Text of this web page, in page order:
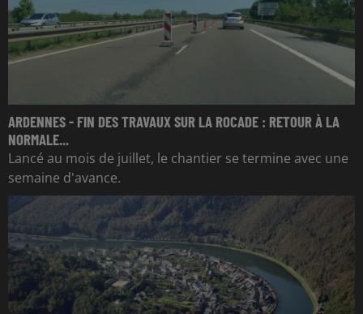
ARDENNES - FIN DES TRAVAUX SUR LA ROCADE : RETOUR À LA
NORMALE...
Lancé au mois de juillet, le chantier se termine avec une
semaine d'avance.